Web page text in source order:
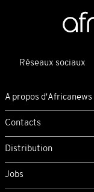
Réseaux sociaux
A propos d'Africanews
Contacts
Distribution
Jobs